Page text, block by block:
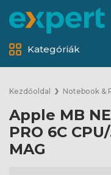
Kategóriák
Kezdőoldal Notebook &
Apple MB
PRO 6C
MAG